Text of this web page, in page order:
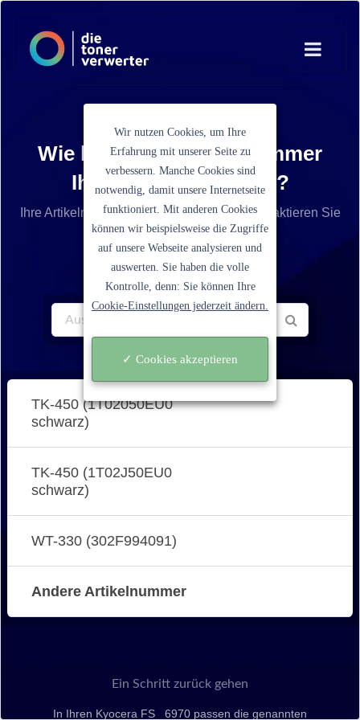
Wie lautet die Artikelnummer
Ihrer Tonerkartusche?
Ihre Artikelnummer ist nicht aufgelistet? Kontaktieren Sie
unseren Service.
TK-450 (1T02050EU0
schwarz)
TK-450 (1T02J50EU0
schwarz)
WT-330 (302F994091)
Andere Artikelnummer
Ein Schritt zurück gehen
In Ihren Kyocera FS _6970 passen die genannten
Wir nutzen Cookies, um Ihre
Erfahrung mit unserer Seite zu
verbessern. Manche Cookies sind
notwendig, damit unsere Internetseite
funktioniert. Mit anderen Cookies
können wir beispielsweise die Zugriffe
auf unsere Webseite analysieren und
auswerten. Sie haben die volle
Kontrolle, denn: Sie können Ihre
Cookie-Einstellungen jederzeit ändern.
✓ Cookies akzeptieren